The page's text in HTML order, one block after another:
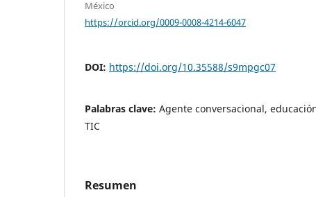
México
https://orcid.org/0009-0008-4214-6047
DOI: https://doi.org/10.35588/s9mpgc07
Palabras clave: Agente conversacional,
TIC
Resumen